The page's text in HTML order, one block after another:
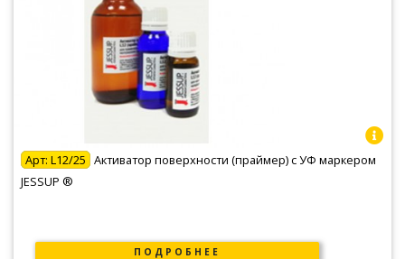
Арт: L12/25 Активатор поверхности (праймер) с УФ маркером
JESSUP ®
ПОДРОБНЕЕ